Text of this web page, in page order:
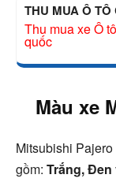
THU MUA Ô TÔ
Thu mua xe Ô
quốc
Màu xe
Mitsubishi
gồm: Trắng, Đen